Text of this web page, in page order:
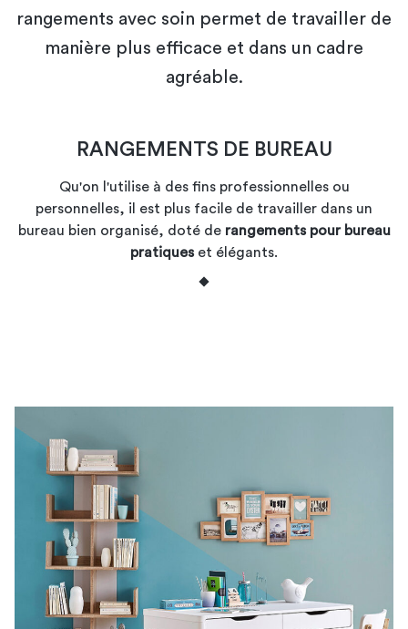
rangements avec soin permet de travailler de
manière plus efficace et dans un cadre
agréable.
RANGEMENTS DE BUREAU
Qu'on l'utilise à des fins professionnelles ou
personnelles, il est plus facile de travailler dans un
bureau bien organisé, doté de rangements pour bureau
pratiqueset élégants.